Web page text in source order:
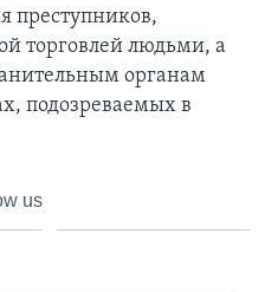
преступников,
торговлей людьми, а
органам
подозреваемых в
us